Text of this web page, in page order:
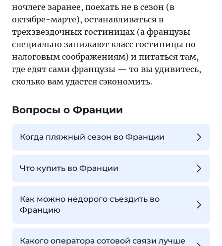
ночлеге заранее, поехать не в сезон (в
октябре-марте), останавливаться в
трехзвездочных гостиницах (а французы
специально занижают класс гостиницы по
налоговым соображениям) и питаться там,
где едят сами французы — то вы удивитесь,
сколько вам удастся сэкономить.
Вопросы о Франции
Когда пляжный сезон во Франции
Что купить во Франции
Как можно недорого съездить во
Францию
Какого оператора сотовой связи лучше